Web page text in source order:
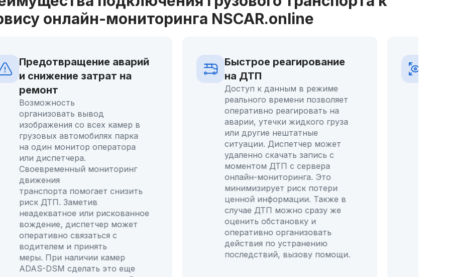
онлайн-мониторинга NSCAR.online
Предотвращение аварий
и снижение затрат на
ремонт
Возможность
организовать вывод
изображения со всех камер в
грузовых автомобилях парка
на один монитор оператора
или диспетчера.
Своевременный мониторинг
движения
транспорта помогает снизить
риск ДТП. Заметив
неадекватное или рискованное
вождение, диспетчер может
оперативно связаться с
водителем и принять
меры. При наличии камер
ADAS-DSM сделать это еще
Быстрое реагирование
на ДТП
Доступ к данным в режиме
реального времени позволяет
оперативно реагировать на
аварии, утечки жидкого груза
или другие нештатные
ситуации. Диспетчер может
удаленно скачать запись с
моментом ДТП с сервера
онлайн-мониторинга. Это
минимизирует риск потери
ценной информации. Также в
случае ДТП можно сразу же
оценить обстановку и
оперативно организовать
действия по устранению
последствий, вызову помощи.